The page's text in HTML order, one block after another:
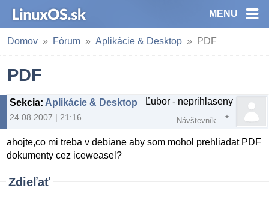
MENU
Domov Fórum Aplikácie & Desktop PDF
PDF
Sekcia: Aplikácie & Desktop
24.08.2007 | 21:16
Ľubor - neprihlaseny
Návštevník
ahojte,co mi treba v debiane aby som mohol prehliadat PDF
dokumenty cez iceweasel?
Zdieľať